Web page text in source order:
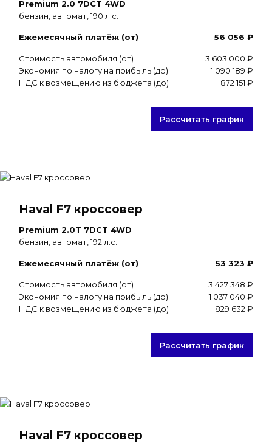
Premium 2.0 7DCT 4WD
бензин, автомат, 190 л.с.
Ежемесячный платёж (от) 56 056 ₽
Стоимость автомобиля (от)
3 603 000 ₽
Экономия по налогу на прибыль (до)
1 090 189 ₽
НДС к возмещению из бюджета (до)
872 151 ₽
Рассчитать график
Haval F7 кроссовер
Premium 2.0T 7DCT 4WD
бензин, автомат, 192 л.с.
Ежемесячный платёж (от) 53 323 ₽
Стоимость автомобиля (от)
3 427 348 ₽
Экономия по налогу на прибыль (до)
1 037 040 ₽
НДС к возмещению из бюджета (до)
829 632 ₽
Рассчитать график
Haval F7 кроссовер